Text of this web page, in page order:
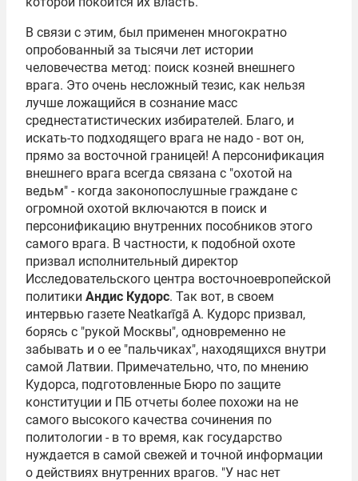
В связи с этим, был применен многократно
опробованный за тысячи лет истории
человечества метод: поиск козней внешнего
врага. Это очень несложный тезис, как нельзя
лучше ложащийся в сознание масс
среднестатистических избирателей. Благо, и
искать-то подходящего врага не надо - вот он,
прямо за восточной границей! А персонификация
внешнего врага всегда связана с "охотой на
ведьм" - когда законопослушные граждане с
огромной охотой включаются в поиск и
персонификацию внутренних пособников этого
самого врага. В частности, к подобной охоте
призвал исполнительный директор
Исследовательского центра восточноевропейской
политики Андис Кудорс. Так вот, в своем
интервью газете Neatkarīgā А. Кудорс призвал,
борясь с "рукой Москвы", одновременно не
забывать и о ее "пальчиках", находящихся внутри
самой Латвии. Примечательно, что, по мнению
Кудорса, подготовленные Бюро по защите
конституции и ПБ отчеты более похожи на не
самого высокого качества сочинения по
политологии - в то время, как государство
нуждается в самой свежей и точной информации
о действиях внутренних врагов. "У нас нет